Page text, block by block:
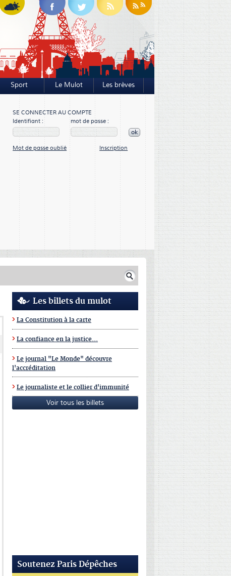
Sport Le Mulot Les brèves
SE CONNECTER AU COMPTE
Identifiant :
mot de passe :
ok
Mot de passe oublié Inscription
Les billets du mulot
La Constitution à la carte
La confiance en la justice...
Le journal "Le Monde" découvre
l'accréditation
Le journaliste et le collier d'immunité
Voir tous les billets
Soutenez Paris Dépêches